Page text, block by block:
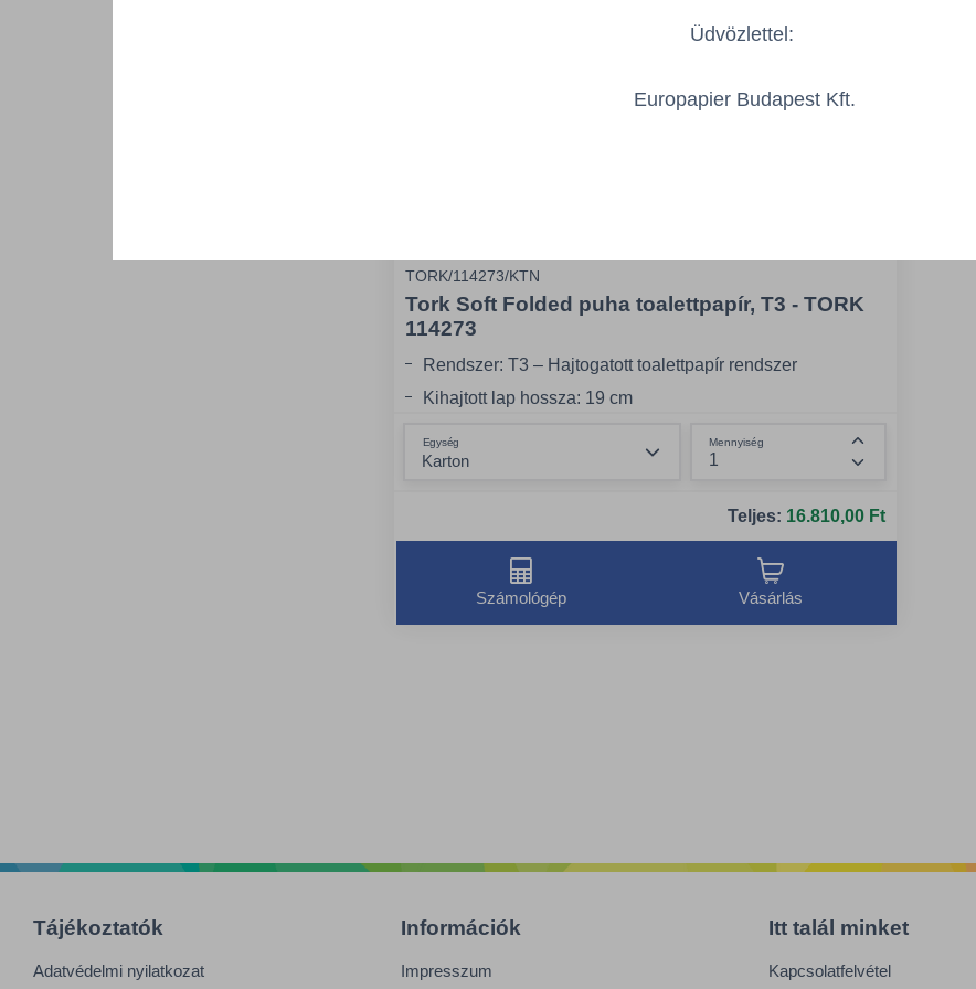
TORK/114273/KTN
Tork Soft Folded puha toalettpapír, T3 - TORK
114273
Rendszer: T3 – Hajtogatott toalettpapír rendszer
Kihajtott lap hossza: 19 cm
Egység Mennyiség
Összeg növelése
Teljes: 16.810,00 Ft
Számológép Vásárlás
Tájékoztatók
Adatvédelmi nyilatkozat
Információk
Impresszum
Itt talál minket
Kapcsolatfelvétel
Üdvözlettel:
Europapier Budapest Kft.